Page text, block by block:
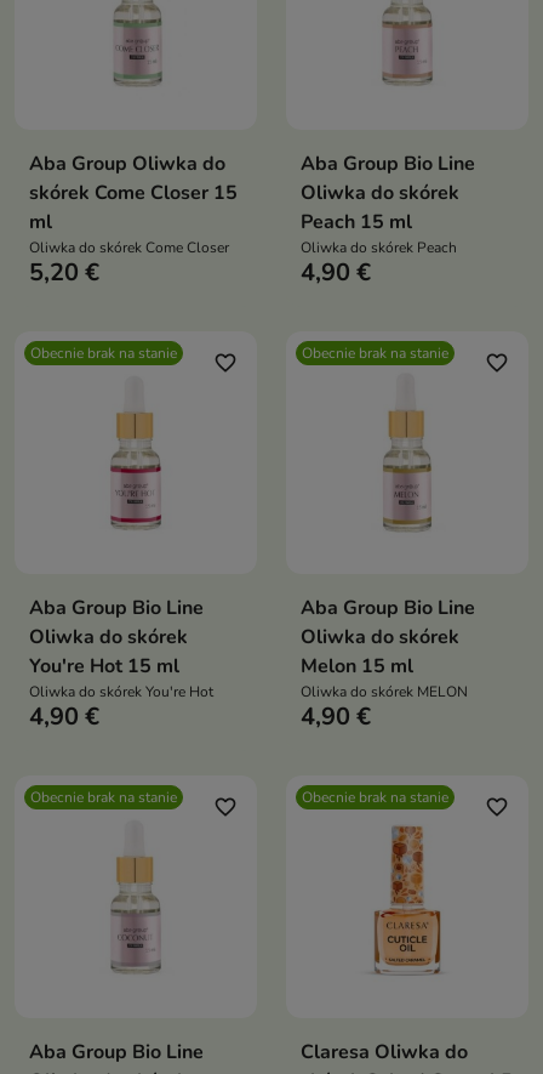
Aba Group Oliwka do
skórek Come Closer 15
ml
Oliwka do skórek Come Closer
5,20 €
Aba Group Bio Line
Oliwka do skórek
Peach 15 ml
Oliwka do skórek Peach
4,90 €
Obecnie brak na stanie favorite_border
Aba Group Bio Line
Oliwka do skórek
You're Hot 15 ml
Oliwka do skórek You're Hot
4,90 €
Obecnie brak na stanie favorite_border
Aba Group Bio Line
Oliwka do skórek
Melon 15 ml
Oliwka do skórek MELON
4,90 €
Obecnie brak na stanie favorite_border
Aba Group Bio Line
Obecnie brak na stanie favorite_border
Claresa Oliwka do